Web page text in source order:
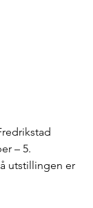
– 5.
utstillingen er